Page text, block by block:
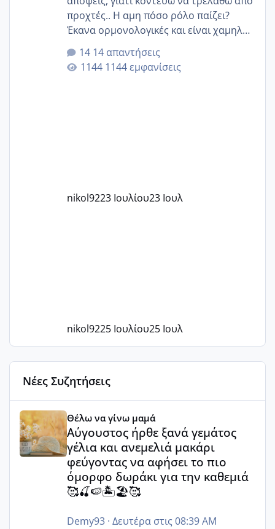
προχτές.. Η αμη πόσο ρόλο παίζει?
Έκανα ορμονολογικές και είναι χαμηλή
για την ηλικία μου.. Είχα ήδη μια
εγκυμοσύνη, που έπρεπε να τερματιστεί
στην 27η εβδομάδα και προσπαθώ 7
14 απαντήσεις
1144 εμφανίσεις
nikol9223 Ιουλίου23 Ιουλ
nikol9225 Ιουλίου25 Ιουλ
Νέες Συζητήσεις
Αύγουστος ήρθε ξανά γεμάτος γέλια και ανεμελιά
Θέλω να γίνω μαμά
Αύγουστος ήρθε ξανά γεμάτος
γέλια και ανεμελιά μακάρι
φεύγοντας να αφήσει το πιο
όμορφο δωράκι για την καθεμιά
🥰🍒🍉🏝️🏖️🥰
Demy93· Δευτέρα στις 08:39 AM